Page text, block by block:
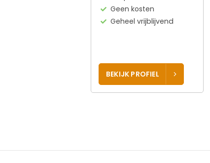
Geen kosten
Geheel vrijblijvend
BEKIJK PROFIEL